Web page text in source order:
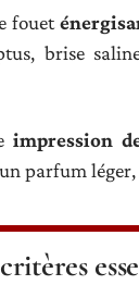
fouet
brise
impression
parfum